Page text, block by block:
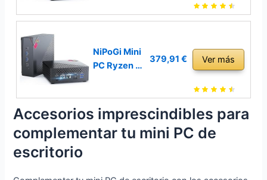
s de
Mini
Computador
-C para
Educación/
hasta 4,0
DDR4
512GB SSD
s de
Sobremesa,
Mini
NiPoGi Mini
PC Ryzen 5
hasta 4,0
GHz),16GB
DDR4
Ordenadore
379,91 € Ver más
Accesorios imprescindibles para
complementar tu mini PC de
escritorio